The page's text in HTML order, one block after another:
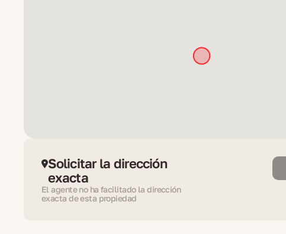
Solicitar la dirección
exacta
El agente no ha facilitado la dirección
exacta de esta propiedad